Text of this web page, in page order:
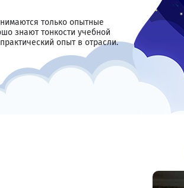
только опытные
знают тонкости учебной
опыт в отрасли.